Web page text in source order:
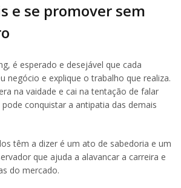
e se promover sem
é esperado e desejável que cada
negócio e explique o trabalho que realiza.
na vaidade e cai na tentação de falar
conquistar a antipatia das demais
têm a dizer é um ato de sabedoria e um
que ajuda a alavancar a carreira e
do mercado.